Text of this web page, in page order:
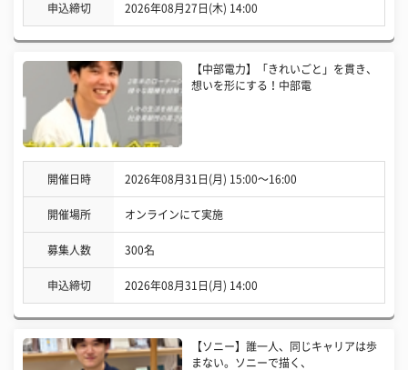
申込締切 2026年08月27日(木) 14:00
【中部電力】「きれいごと」を貫き、
想いを形にする！中部電
開催日時 2026年08月31日(月) 15:00〜16:00
開催場所 オンラインにて実施
募集人数 300名
申込締切 2026年08月31日(月) 14:00
【ソニー】誰一人、同じキャリアは歩
まない。ソニーで描く、